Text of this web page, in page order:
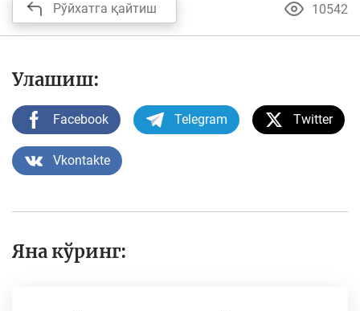
Рўйхатга қайтиш 10542
Улашиш:
Facebook Telegram Twitter
Vkontakte
Яна кўринг: